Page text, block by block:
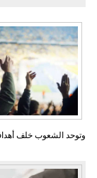
وتوحد الشعوب خلف